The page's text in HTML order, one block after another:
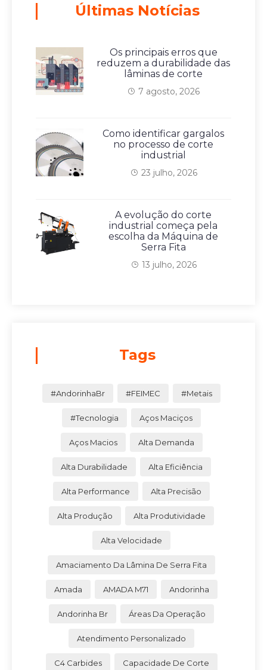
Últimas Notícias
Os principais erros que
reduzem a durabilidade das
lâminas de corte
7 agosto, 2026
Como identificar gargalos
no processo de corte
industrial
23 julho, 2026
A evolução do corte
industrial começa pela
escolha da Máquina de
Serra Fita
13 julho, 2026
Tags
#AndorinhaBr #FEIMEC #Metais
#Tecnologia Aços Maciços
Aços Macios Alta Demanda
Alta Durabilidade Alta Eficiência
Alta Performance Alta Precisão
Alta Produção Alta Produtividade
Alta Velocidade
Amaciamento Da Lâmina De Serra Fita
Amada AMADA M71 Andorinha
Andorinha Br Áreas Da Operação
Atendimento Personalizado
C4 Carbides Capacidade De Corte